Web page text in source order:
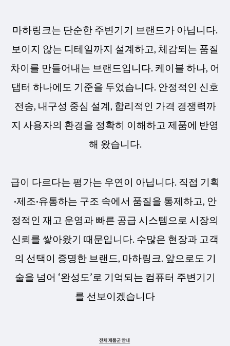
마하링크는 단순한 주변기기 브랜드가 아닙니다.
보이지 않는 디테일까지 설계하고, 체감되는 품질
차이를 만들어내는 브랜드입니다. 케이블 하나, 어
댑터 하나에도 기준을 두었습니다. 안정적인 신호
전송, 내구성 중심 설계, 합리적인 가격 경쟁력까
지 사용자의 환경을 정확히 이해하고 제품에 반영
해 왔습니다.
급이 다르다는 평가는 우연이 아닙니다. 직접 기획
·제조·유통하는 구조 속에서 품질을 통제하고, 안
정적인 재고 운영과 빠른 공급 시스템으로 시장의
신뢰를 쌓아왔기 때문입니다. 수많은 현장과 고객
의 선택이 증명한 브랜드, 마하링크. 앞으로도 기
술을 넘어 ‘완성도’로 기억되는 컴퓨터 주변기기
를 선보이겠습니다